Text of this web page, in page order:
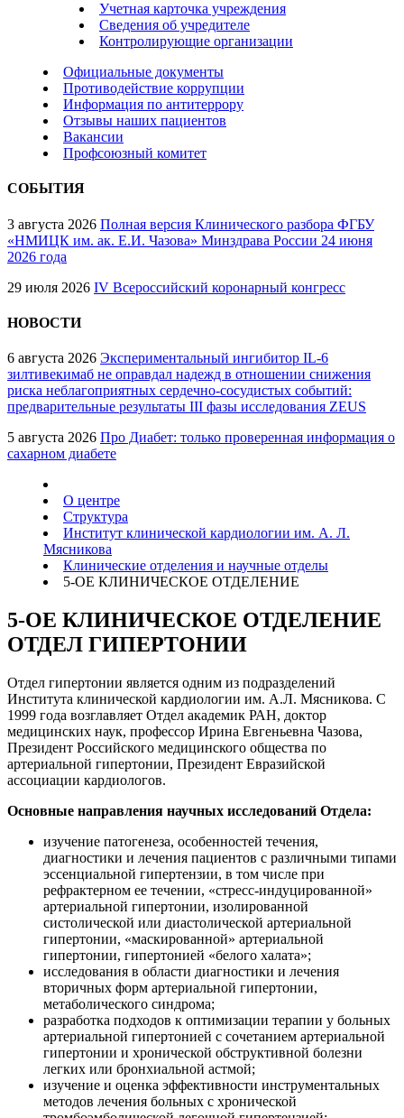
Учетная карточка учреждения
Сведения об учредителе
Контролирующие организации
Официальные документы
Противодействие коррупции
Информация по антитеррору
Отзывы наших пациентов
Вакансии
Профсоюзный комитет
СОБЫТИЯ
3 августа 2026 Полная версия Клинического разбора ФГБУ
«НМИЦК им. ак. Е.И. Чазова» Минздрава России 24 июня
2026 года
29 июля 2026 IV Всероссийский коронарный конгресс
НОВОСТИ
6 августа 2026 Экспериментальный ингибитор IL-6
зилтивекимаб не оправдал надежд в отношении снижения
риска неблагоприятных сердечно-сосудистых событий:
предварительные результаты III фазы исследования ZEUS
5 августа 2026 Про Диабет: только проверенная информация о
сахарном диабете
О центре
Структура
Институт клинической кардиологии им. А. Л.
Мясникова
Клинические отделения и научные отделы
5-ОЕ КЛИНИЧЕСКОЕ ОТДЕЛЕНИЕ
5-ОЕ КЛИНИЧЕСКОЕ ОТДЕЛЕНИЕ
ОТДЕЛ ГИПЕРТОНИИ
Отдел гипертонии является одним из подразделений
Института клинической кардиологии им. А.Л. Мясникова. С
1999 года возглавляет Отдел академик РАН, доктор
медицинских наук, профессор Ирина Евгеньевна Чазова,
Президент Российского медицинского общества по
артериальной гипертонии, Президент Евразийской
ассоциации кардиологов.
Основные направления научных исследований Отдела:
изучение патогенеза, особенностей течения,
диагностики и лечения пациентов с различными типами
эссенциальной гипертензии, в том числе при
рефрактерном ее течении, «стресс-индуцированной»
артериальной гипертонии, изолированной
систолической или диастолической артериальной
гипертонии, «маскированной» артериальной
гипертонии, гипертонией «белого халата»;
исследования в области диагностики и лечения
вторичных форм артериальной гипертонии,
метаболического синдрома;
разработка подходов к оптимизации терапии у больных
артериальной гипертонией с сочетанием артериальной
гипертонии и хронической обструктивной болезни
легких или бронхиальной астмой;
изучение и оценка эффективности инструментальных
методов лечения больных с хронической